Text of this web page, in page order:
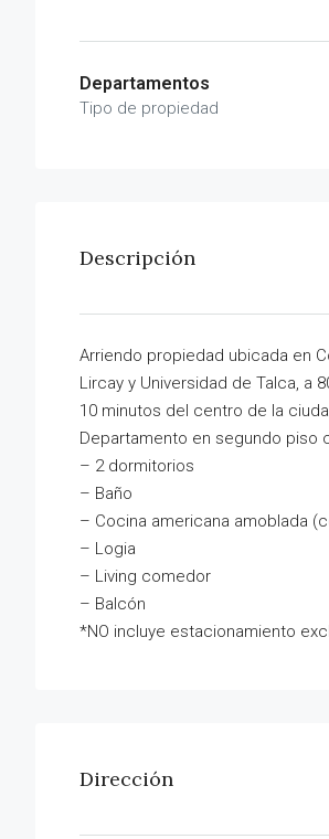
Departamentos
Tipo de propiedad
Descripción
Arriendo propiedad ubicada en
Lircay y Universidad de Talca, a
10 minutos del centro de la
Departamento en segundo piso
– 2 dormitorios
– Baño
– Cocina americana amoblada
– Logia
– Living comedor
– Balcón
*NO incluye estacionamiento
Dirección